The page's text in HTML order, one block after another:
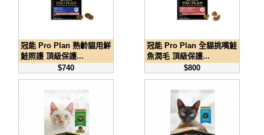
冠能 Pro Plan 熟齡貓用鮮
鮭照護 頂級保護...
$740
冠能 Pro Plan 全貓挑嘴鮭
魚潤毛 頂級保護...
$800